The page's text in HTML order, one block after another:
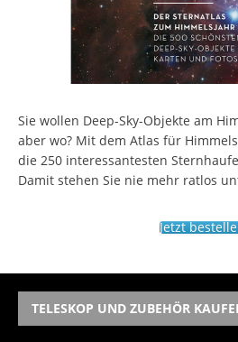
Sie wollen Deep-Sky-Objekte am
aber wo? Mit dem Atlas für
die 250 interessantesten
Damit stehen Sie nie mehr ratlos
Jetzt
TELESKOP UND ZUBEHÖR